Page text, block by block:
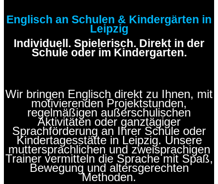
Englisch an Schulen & Kindergärten in
Leipzig
Individuell. Spielerisch. Direkt in der
Schule oder im Kindergarten.
Wir bringen Englisch direkt zu Ihnen, mit
motivierenden Projektstunden,
regelmäßigen außerschulischen
Aktivitäten oder ganztägiger
Sprachförderung an Ihrer Schule oder
Kindertagesstätte in Leipzig. Unsere
muttersprachlichen und zweisprachigen
Trainer vermitteln die Sprache mit Spaß,
Bewegung und altersgerechten
Methoden.